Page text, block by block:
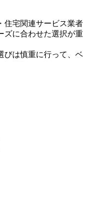
住宅関連サービス業者
ズに合わせた選択が重
びは慎重に行って、ベ